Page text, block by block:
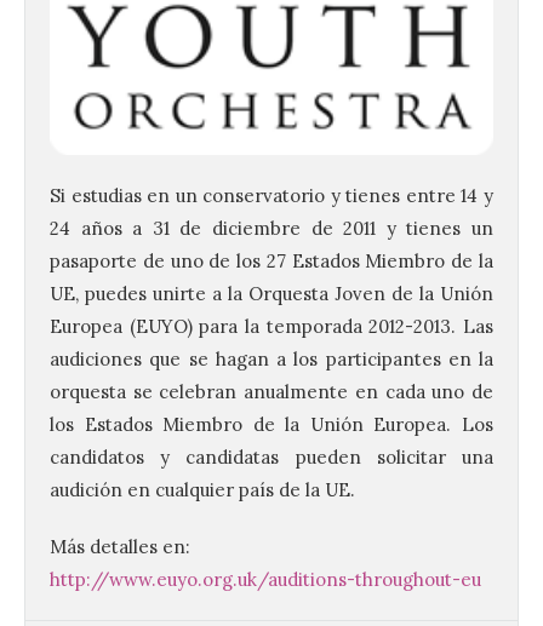
Si estudias en un conservatorio y tienes entre 14 y
24 años a 31 de diciembre de 2011 y tienes un
pasaporte de uno de los 27 Estados Miembro de la
UE, puedes unirte a la Orquesta Joven de la Unión
Europea (EUYO) para la temporada 2012-2013. Las
audiciones que se hagan a los participantes en la
orquesta se celebran anualmente en cada uno de
los Estados Miembro de la Unión Europea. Los
candidatos y candidatas pueden solicitar una
audición en cualquier país de la UE.
Más detalles en:
http://www.euyo.org.uk/auditions-throughout-eu
El Ayuntamiento de La
Bañeza presenta el
Festival One More Time,
una cita con la música de
los 80 y 90 para el 16 de
agosto en la Plaza Mayor.
6 Ago 2026
domingo 16 de agosto, a